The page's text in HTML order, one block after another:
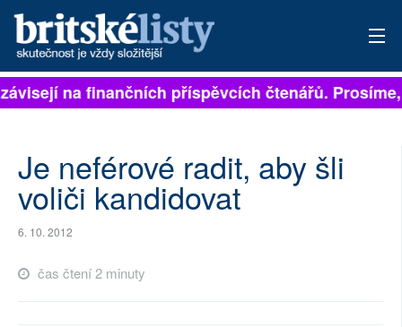
PŘIHLÁSIT
ARCHIV
na finančních příspěvcích čtenářů. Prosíme,
Je neférové radit, aby šli
voliči kandidovat
6. 10. 2012
čas čtení 2 minuty